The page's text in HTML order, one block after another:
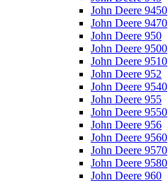
John Deere 9450
John Deere 9470
John Deere 950
John Deere 9500
John Deere 9510
John Deere 952
John Deere 9540
John Deere 955
John Deere 9550
John Deere 956
John Deere 9560
John Deere 9570
John Deere 9580
John Deere 960